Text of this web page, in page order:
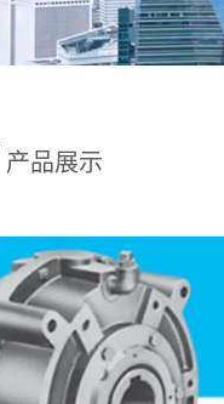
产品展示